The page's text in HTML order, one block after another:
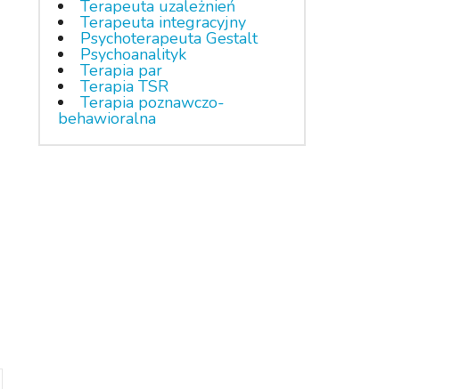
Terapeuta uzależnień
Terapeuta integracyjny
Psychoterapeuta Gestalt
Psychoanalityk
Terapia par
Terapia TSR
Terapia poznawczo-
behawioralna